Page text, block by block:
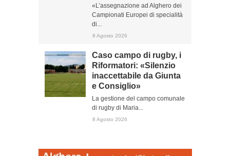
«L’assegnazione ad Alghero dei
Campionati Europei di specialità
di...
8 Agosto 2026
Caso campo di rugby, i
Riformatori: «Silenzio
inaccettabile da Giunta
e Consiglio»
La gestione del campo comunale
di rugby di Maria...
8 Agosto 2026